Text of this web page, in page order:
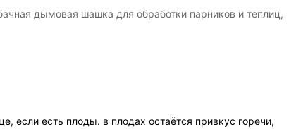
дымовая шашка для обработки парников и теплиц,
если есть плоды. в плодах остаётся привкус горечи,